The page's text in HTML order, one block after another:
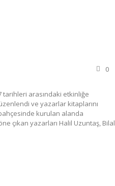
0
tarihleri arasındaki etkinliğe
ve yazarlar kitaplarını
kurulan alanda
çıkan yazarları Halil Uzuntaş, Bilal